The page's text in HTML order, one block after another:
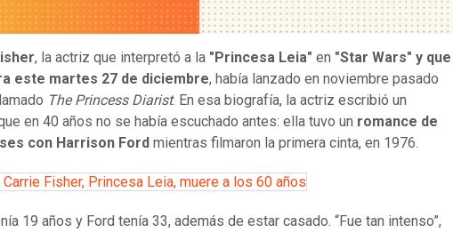
, la actriz que interpretó a la "Princesa Leia" en "Star Wars" y que
este martes 27 de diciembre, había lanzado en noviembre pasado
The Princess Diarist. En esa biografía, la actriz escribió un
en 40 años no se había escuchado antes: ella tuvo un romance de
con Harrison Ford mientras filmaron la primera cinta, en 1976.
Fisher, Princesa Leia, muere a los 60 años
19 años y Ford tenía 33, además de estar casado. “Fue tan intenso”,